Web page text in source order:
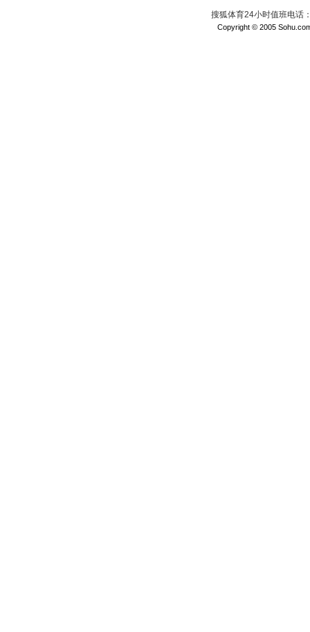
搜狐体育24小时值班电话
Copyright © 2005